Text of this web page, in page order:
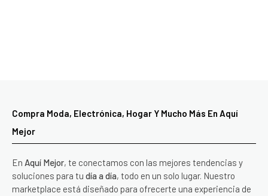
Compra Moda, Electrónica, Hogar Y Mucho Más En Aquí
Mejor
En Aquí Mejor, te conectamos con las mejores tendencias y
soluciones para tu día a día, todo en un solo lugar. Nuestro
marketplace está diseñado para ofrecerte una experiencia de